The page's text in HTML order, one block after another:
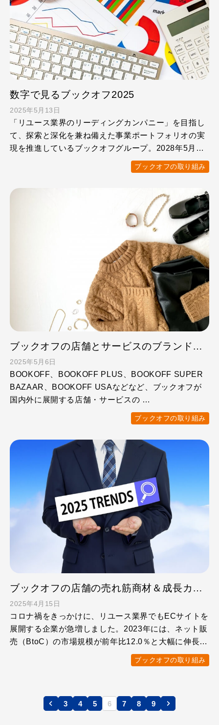
数字で見るブックオフ2025
2025年5月13日
「リユース業界のリーディングカンパニー」を目指し
て、探索と深化を兼ね備えた事業ポートフォリオの実
現を推進しているブックオフグループ。2028年5月期
ブックオフの取り組み
ブックオフの店舗とサービスのブランド、どれだけ知ってます？
2025年5月6日
BOOKOFF、BOOKOFF PLUS、BOOKOFF SUPER
BAZAAR、BOOKOFF USAなどなど、ブックオフが
国内外に展開する店舗・サービスの …
ブックオフの取り組み
ブックオフの店舗の売れ筋商材＆成長カテゴリー2025
2025年4月15日
コロナ禍をきっかけに、リユース業界でもECサイトを
展開する企業が急増しました。2023年には、ネット販
売（BtoC）の市場規模が前年比12.0％と大幅に伸長。
ブックオフの取り組み
3 4 5 6 7 8 9